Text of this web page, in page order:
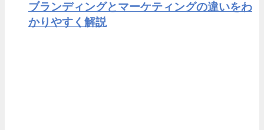
ブランディングとマーケティングの違いをわ
かりやすく解説